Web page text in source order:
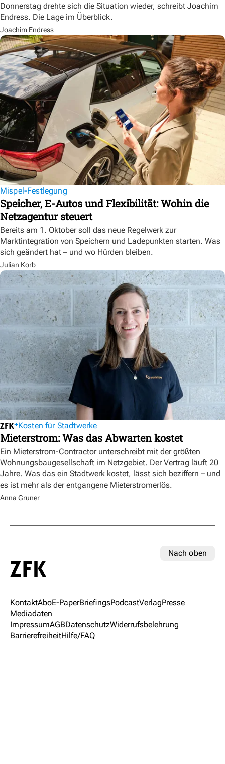
Donnerstag drehte sich die Situation wieder, schreibt Joachim
Endress. Die Lage im Überblick.
Joachim Endress
Mispel-Festlegung
Speicher, E-Autos und Flexibilität: Wohin die
Netzagentur steuert
Bereits am 1. Oktober soll das neue Regelwerk zur
Marktintegration von Speichern und Ladepunkten starten. Was
sich geändert hat – und wo Hürden bleiben.
Julian Korb
Kosten für Stadtwerke
Mieterstrom: Was das Abwarten kostet
Ein Mieterstrom-Contractor unterschreibt mit der größten
Wohnungsbaugesellschaft im Netzgebiet. Der Vertrag läuft 20
Jahre. Was das ein Stadtwerk kostet, lässt sich beziffern – und
es ist mehr als der entgangene Mieterstromerlös.
Anna Gruner
Nach oben
KontaktAboE-PaperBriefingsPodcastVerlagPresse
Mediadaten
ImpressumAGBDatenschutzWiderrufsbelehrung
BarrierefreiheitHilfe/FAQ